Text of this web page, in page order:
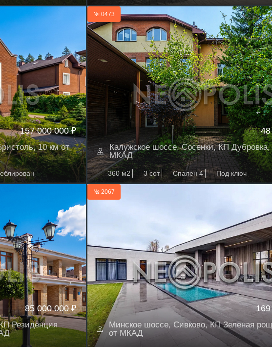
157 000 000 ₽
10 км от
№ 0473
Калужское шоссе, Сосенки, КП Дубровка,
МКАД
360 м2 3 сот Спален 4 Под ключ
85 000 000 ₽
Резиденция
№ 2067
Минское шоссе, Сивково, КП Зеленая
от МКАД